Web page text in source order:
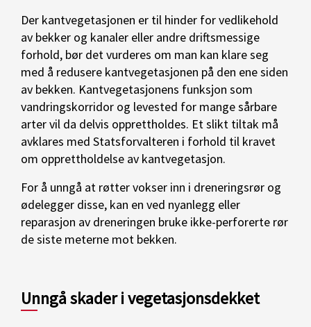
Der kantvegetasjonen er til hinder for vedlikehold
av bekker og kanaler eller andre driftsmessige
forhold, bør det vurderes om man kan klare seg
med å redusere kantvegetasjonen på den ene siden
av bekken. Kantvegetasjonens funksjon som
vandringskorridor og levested for mange sårbare
arter vil da delvis opprettholdes. Et slikt tiltak må
avklares med Statsforvalteren i forhold til kravet
om opprettholdelse av kantvegetasjon.
For å unngå at røtter vokser inn i dreneringsrør og
ødelegger disse, kan en ved nyanlegg eller
reparasjon av dreneringen bruke ikke-perforerte rør
de siste meterne mot bekken.
Unngå skader i vegetasjonsdekket